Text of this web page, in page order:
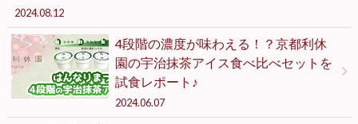
2024.08.12
4段階の濃度が味わえる！？京都利休
園の宇治抹茶アイス食べ比べセットを
試食レポート♪
2024.06.07